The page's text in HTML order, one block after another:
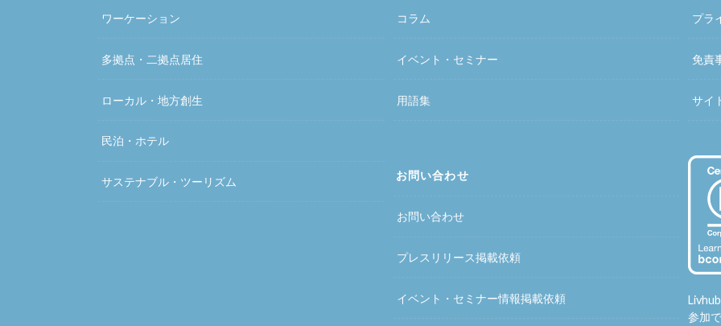
ワーケーション
多拠点・二拠点居住
ローカル・地方創生
民泊・ホテル
サステナブル・ツーリズム
コラム
イベント・セミナー
用語集
お問い合わせ
お問い合わせ
プレスリリース掲載依頼
イベント・セミナー情報掲載依頼
プラ
免責
サイ
参加